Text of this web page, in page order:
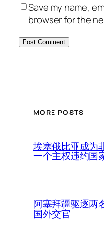
Save my name,
browser for the
MORE POSTS
埃塞俄比亚成为
一个主权违约国
阿塞拜疆驱逐两
国外交官